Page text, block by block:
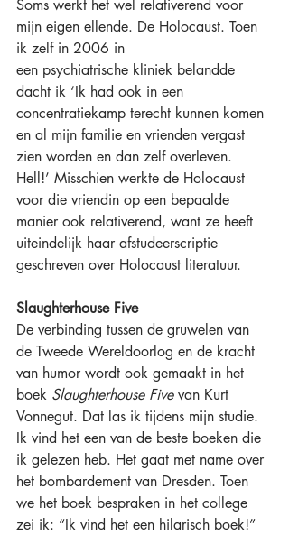
Soms werkt het wel relativerend voor
mijn eigen ellende. De Holocaust. Toen
ik zelf in 2006 in
een psychiatrische kliniek belandde
dacht ik ‘Ik had ook in een
concentratiekamp terecht kunnen komen
en al mijn familie en vrienden vergast
zien worden en dan zelf overleven.
Hell!’ Misschien werkte de Holocaust
voor die vriendin op een bepaalde
manier ook relativerend, want ze heeft
uiteindelijk haar afstudeerscriptie
geschreven over Holocaust literatuur.
Slaughterhouse Five
De verbinding tussen de gruwelen van
de Tweede Wereldoorlog en de kracht
van humor wordt ook gemaakt in het
boek Slaughterhouse Five van Kurt
Vonnegut. Dat las ik tijdens mijn studie.
Ik vind het een van de beste boeken die
ik gelezen heb. Het gaat met name over
het bombardement van Dresden. Toen
we het boek bespraken in het college
zei ik: “Ik vind het een hilarisch boek!”